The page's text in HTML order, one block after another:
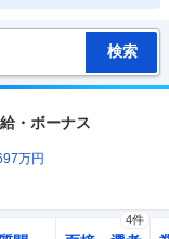
・ボーナス
万円
4件